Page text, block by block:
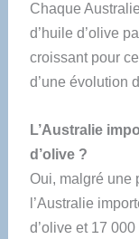
Chaque
d’huile d’olive
croissant pour
d’une évolution
L’Australie
d’olive ?
Oui, malgré une
l’Australie
d’olive et 17